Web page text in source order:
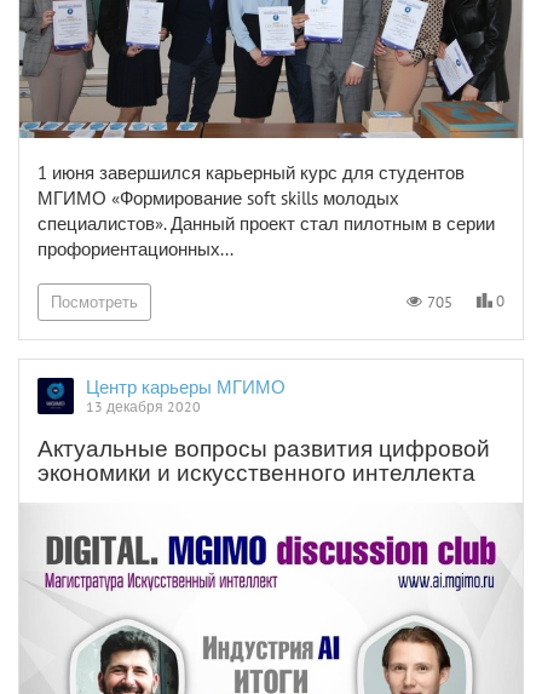
1 июня завершился карьерный курс для студентов
МГИМО «Формирование soft skills молодых
специалистов». Данный проект стал пилотным в серии
профориентационных...
Посмотреть 705 0
Центр карьеры МГИМО
13 декабря 2020
Актуальные вопросы развития цифровой
экономики и искусственного интеллекта